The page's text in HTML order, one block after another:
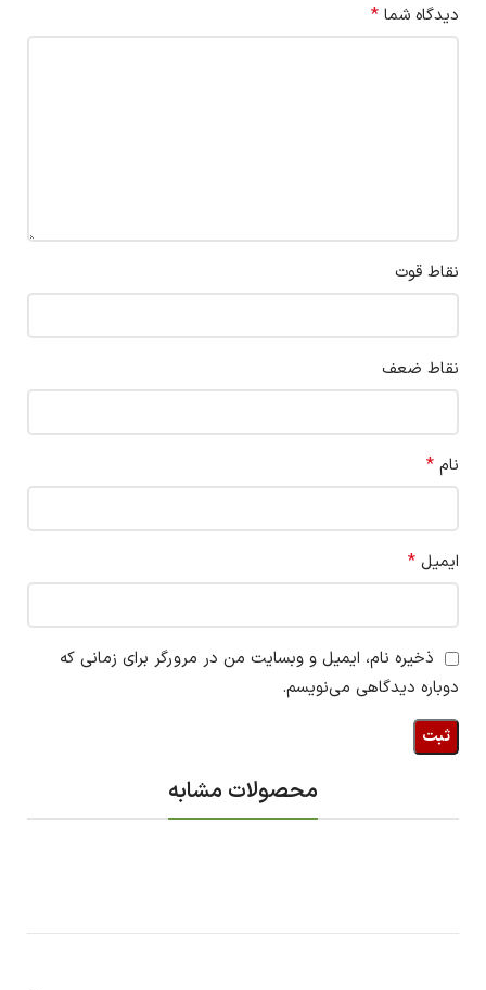
دیدگاه شما *
نقاط قوت
نقاط ضعف
نام *
ایمیل *
ذخیره نام، ایمیل و وبسایت من در مرورگر برای زمانی که
دوباره دیدگاهی می‌نویسم.
محصولات مشابه